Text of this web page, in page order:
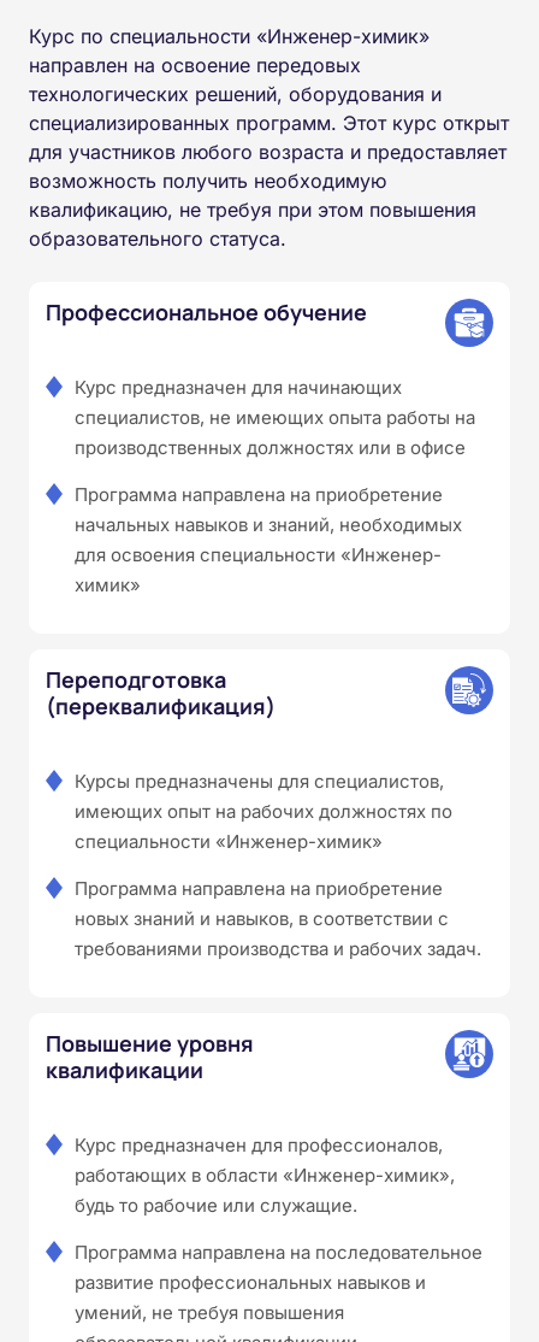
Курс по специальности «Инженер-химик»
направлен на освоение передовых
технологических решений, оборудования и
специализированных программ. Этот курс открыт
для участников любого возраста и предоставляет
возможность получить необходимую
квалификацию, не требуя при этом повышения
образовательного статуса.
Профессиональное обучение
Курс предназначен для начинающих
специалистов, не имеющих опыта работы на
производственных должностях или в офисе
Программа направлена на приобретение
начальных навыков и знаний, необходимых
для освоения специальности «Инженер-
химик»
Переподготовка
(переквалификация)
Курсы предназначены для специалистов,
имеющих опыт на рабочих должностях по
специальности «Инженер-химик»
Программа направлена на приобретение
новых знаний и навыков, в соответствии с
требованиями производства и рабочих задач.
Повышение уровня
квалификации
Курс предназначен для профессионалов,
работающих в области «Инженер-химик»,
будь то рабочие или служащие.
Программа направлена на последовательное
развитие профессиональных навыков и
умений, не требуя повышения